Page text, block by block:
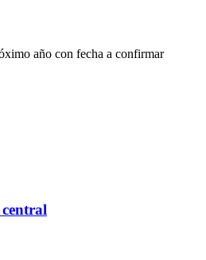
año con fecha a confirmar